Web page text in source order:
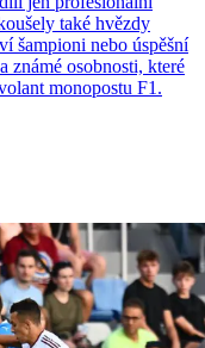
také hvězdy
šampioni nebo úspěšní
známé osobnosti, které
monopostu F1.